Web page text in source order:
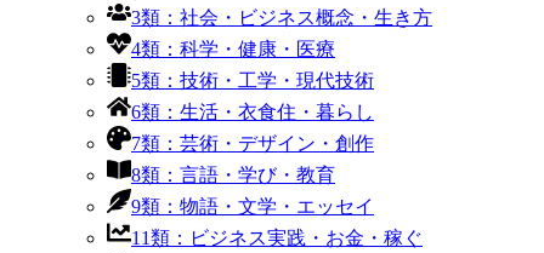
3類：社会・ビジネス概念・生き方
4類：科学・健康・医療
5類：技術・工学・現代技術
6類：生活・衣食住・暮らし
7類：芸術・デザイン・創作
8類：言語・学び・教育
9類：物語・文学・エッセイ
11類：ビジネス実践・お金・稼ぐ